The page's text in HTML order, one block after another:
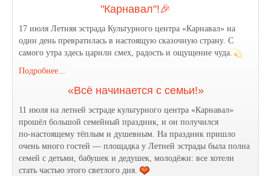
"Карнавал"!🎉
17 июля Летняя эстрада Культурного центра «Карнавал» на
один день превратилась в настоящую сказочную страну. С
самого утра здесь царили смех, радость и ощущение чуда.
Подробнее...
«Всё начинается с семьи!»
11 июля на летней эстраде культурного центра «Карнавал»
прошёл большой семейный праздник, и он получился
по‑настоящему тёплым и душевным. На праздник пришло
очень много гостей — площадка у Летней эстрады была полна
семей с детьми, бабушек и дедушек, молодёжи: все хотели
стать частью этого светлого дня.